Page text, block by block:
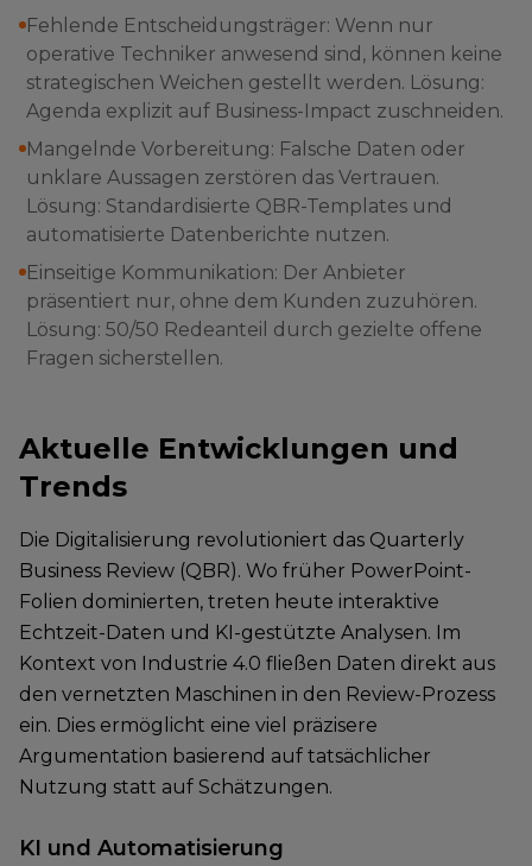
Fehlende Entscheidungsträger: Wenn nur
operative Techniker anwesend sind, können keine
strategischen Weichen gestellt werden. Lösung:
Agenda explizit auf Business-Impact zuschneiden.
Mangelnde Vorbereitung: Falsche Daten oder
unklare Aussagen zerstören das Vertrauen.
Lösung: Standardisierte QBR-Templates und
automatisierte Datenberichte nutzen.
Einseitige Kommunikation: Der Anbieter
präsentiert nur, ohne dem Kunden zuzuhören.
Lösung: 50/50 Redeanteil durch gezielte offene
Fragen sicherstellen.
Aktuelle Entwicklungen und
Trends
Die Digitalisierung revolutioniert das Quarterly
Business Review (QBR). Wo früher PowerPoint-
Folien dominierten, treten heute interaktive
Echtzeit-Daten und KI-gestützte Analysen. Im
Kontext von Industrie 4.0 fließen Daten direkt aus
den vernetzten Maschinen in den Review-Prozess
ein. Dies ermöglicht eine viel präzisere
Argumentation basierend auf tatsächlicher
Nutzung statt auf Schätzungen.
KI und Automatisierung